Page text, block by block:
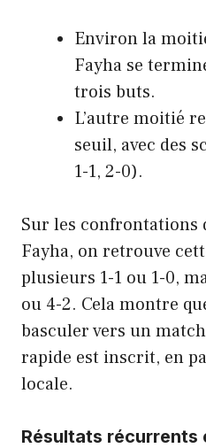
Environ la
Fayha se
trois buts.
L’autre moitié
seuil, avec des
1-1, 2-0).
Sur les confrontations
Fayha, on retrouve
plusieurs 1-1 ou 1-0,
ou 4-2. Cela montre
basculer vers un
rapide est inscrit, en
locale.
Résultats récurrents